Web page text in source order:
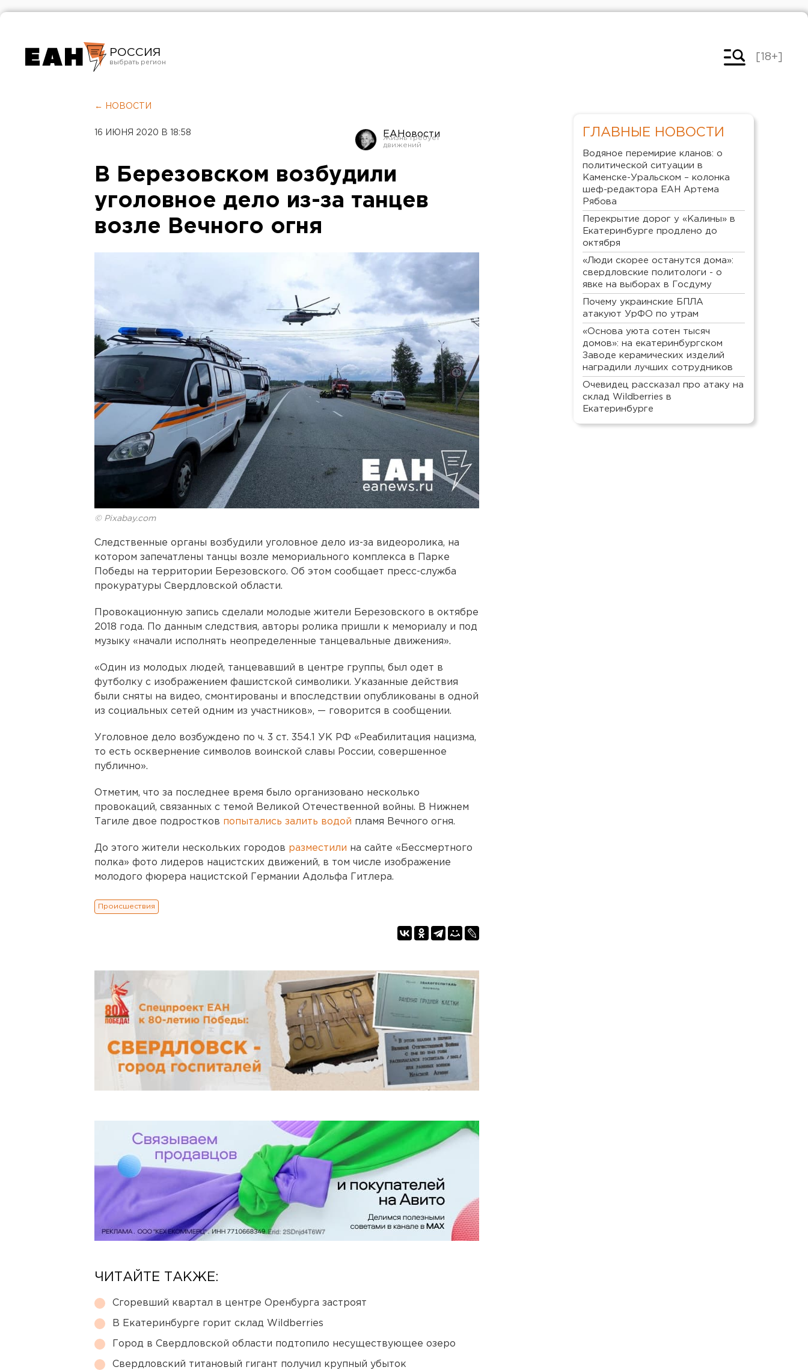
РОССИЯ
Челябинск
[18+]
← НОВОСТИ
16 ИЮНЯ 2020 В 18:58 ЕАНовости
В Березовском возбудили
уголовное дело из-за танцев
возле Вечного огня
© Pixabay.com
Следственные органы возбудили уголовное дело из-за видеоролика, на
котором запечатлены танцы возле мемориального комплекса в Парке
Победы на территории Березовского. Об этом сообщает пресс-служба
прокуратуры Свердловской области.
Провокационную запись сделали молодые жители Березовского в октябре
2018 года. По данным следствия, авторы ролика пришли к мемориалу и под
музыку «начали исполнять неопределенные танцевальные движения».
«Один из молодых людей, танцевавший в центре группы, был одет в
футболку с изображением фашистской символики. Указанные действия
были сняты на видео, смонтированы и впоследствии опубликованы в одной
из социальных сетей одним из участников», — говорится в сообщении.
Уголовное дело возбуждено по ч. 3 ст. 354.1 УК РФ «Реабилитация нацизма,
то есть осквернение символов воинской славы России, совершенное
публично».
Отметим, что за последнее время было организовано несколько
провокаций, связанных с темой Великой Отечественной войны. В Нижнем
Тагиле двое подростков попытались залить водой пламя Вечного огня.
До этого жители нескольких городов разместили на сайте «Бессмертного
полка» фото лидеров нацистских движений, в том числе изображение
молодого фюрера нацистской Германии Адольфа Гитлера.
Происшествия
ЧИТАЙТЕ ТАКЖЕ:
Сгоревший квартал в центре Оренбурга застроят
В Екатеринбурге горит склад Wildberries
Город в Свердловской области подтопило несуществующее озеро
Свердловский титановый гигант получил крупный убыток
ГЛАВНЫЕ НОВОСТИ
Водяное перемирие кланов: о
политической ситуации в
Каменске-Уральском – колонка
шеф-редактора ЕАН Артема
Рябова
Перекрытие дорог у «Калины» в
Екатеринбурге продлено до
октября
«Люди скорее останутся дома»:
свердловские политологи - о
явке на выборах в Госдуму
Почему украинские БПЛА
атакуют УрФО по утрам
«Основа уюта сотен тысяч
домов»: на екатеринбургском
Заводе керамических изделий
наградили лучших сотрудников
Очевидец рассказал про атаку на
склад Wildberries в
Екатеринбурге